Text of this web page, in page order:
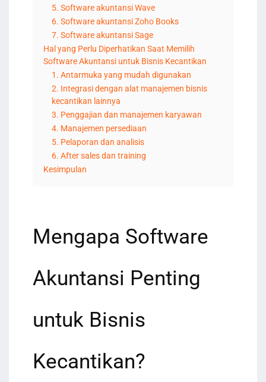
5. Software akuntansi Wave
6. Software akuntansi Zoho Books
7. Software akuntansi Sage
Hal yang Perlu Diperhatikan Saat Memilih
Software Akuntansi untuk Bisnis Kecantikan
1. Antarmuka yang mudah digunakan
2. Integrasi dengan alat manajemen bisnis
kecantikan lainnya
3. Penggajian dan manajemen karyawan
4. Manajemen persediaan
5. Pelaporan dan analisis
6. After sales dan training
Kesimpulan
Mengapa Software
Akuntansi Penting
untuk Bisnis
Kecantikan?